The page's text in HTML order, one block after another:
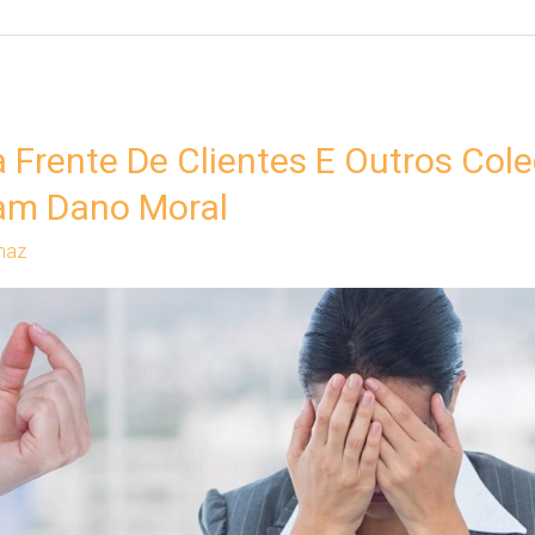
Frente De Clientes E Outros
Dano Moral